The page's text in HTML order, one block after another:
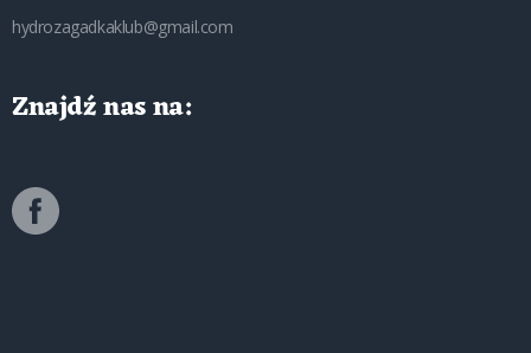
hydrozagadkaklub@gmail.com
Znajdź nas na: